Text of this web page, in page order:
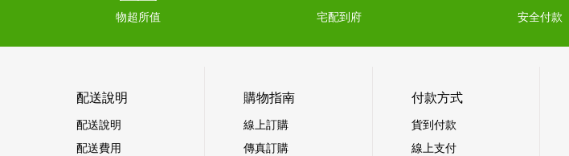
物超所值 宅配到府 安全付款
配送說明
配送說明
配送費用
購物指南
線上訂購
傳真訂購
付款方式
貨到付款
線上支付